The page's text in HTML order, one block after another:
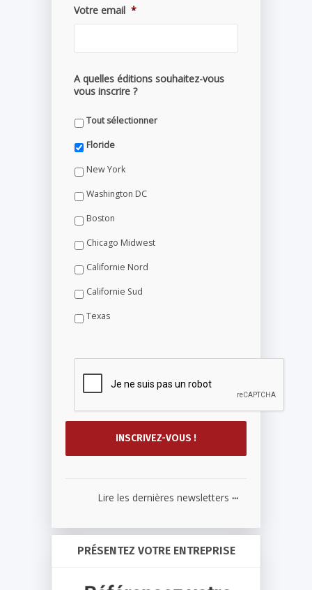
Votre email *
A quelles éditions souhaitez-vous
vous inscrire ?
Tout sélectionner
Floride
New York
Washington DC
Boston
Chicago Midwest
Californie Nord
Californie Sud
Texas
Lire les dernières newsletters ...
PRÉSENTEZ VOTRE ENTREPRISE